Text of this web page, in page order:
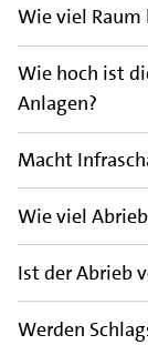
Wie viel
Wie hoch ist
Anlagen?
Macht
Wie viel
Ist der Abrieb
Werden